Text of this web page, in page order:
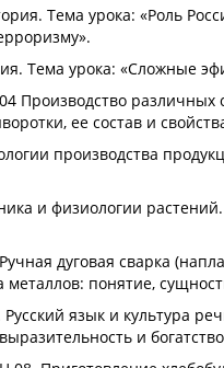
Тема урока: «Роль
Тема урока: «Сложные
Производство различных
ее состав и
производства
и физиологии
дуговая сварка
металлов: понятие,
язык и культура
и